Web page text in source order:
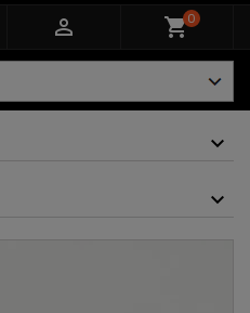
 shopping_cart0